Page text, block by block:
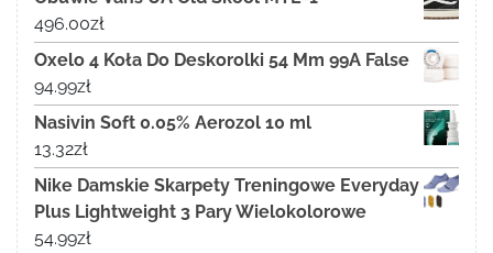
496.00zł
Oxelo 4 Koła Do Deskorolki 54 Mm 99A False
94.99zł
Nasivin Soft 0.05% Aerozol 10 ml
13.32zł
Nike Damskie Skarpety Treningowe Everyday
Plus Lightweight 3 Pary Wielokolorowe
54.99zł